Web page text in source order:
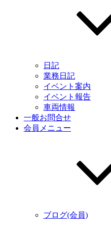
日記
業務日記
イベント案内
イベント報告
車両情報
一般お問合せ
会員メニュー
ブログ(会員)